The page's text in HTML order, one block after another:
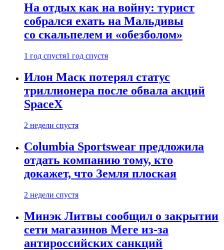
На отдых как на войну: турист
собрался ехать на Мальдивы
со скальпелем и «обезболом»
1 год спустя1 год спустя
Илон Маск потерял статус
триллионера после обвала акций
SpaceX
2 недели спустя
Columbia Sportswear предложила
отдать компанию тому, кто
докажет, что Земля плоская
2 недели спустя
Минэк Литвы сообщил о закрытии
сети магазинов Mere из-за
антироссийских санкций